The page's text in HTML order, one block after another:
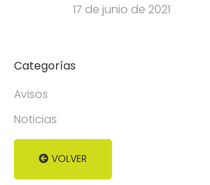
17 de junio de 2021
Categorías
Avisos
Noticias
VOLVER